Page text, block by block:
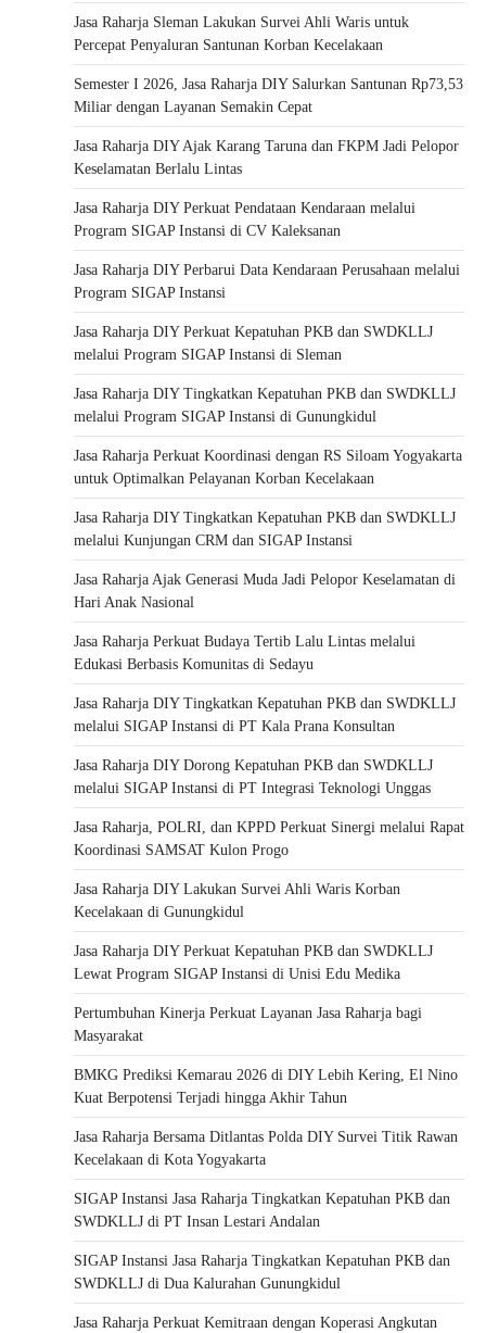
Jasa Raharja Sleman Lakukan Survei Ahli Waris untuk
Percepat Penyaluran Santunan Korban Kecelakaan
Semester I 2026, Jasa Raharja DIY Salurkan Santunan Rp73,53
Miliar dengan Layanan Semakin Cepat
Jasa Raharja DIY Ajak Karang Taruna dan FKPM Jadi Pelopor
Keselamatan Berlalu Lintas
Jasa Raharja DIY Perkuat Pendataan Kendaraan melalui
Program SIGAP Instansi di CV Kaleksanan
Jasa Raharja DIY Perbarui Data Kendaraan Perusahaan melalui
Program SIGAP Instansi
Jasa Raharja DIY Perkuat Kepatuhan PKB dan SWDKLLJ
melalui Program SIGAP Instansi di Sleman
Jasa Raharja DIY Tingkatkan Kepatuhan PKB dan SWDKLLJ
melalui Program SIGAP Instansi di Gunungkidul
Jasa Raharja Perkuat Koordinasi dengan RS Siloam Yogyakarta
untuk Optimalkan Pelayanan Korban Kecelakaan
Jasa Raharja DIY Tingkatkan Kepatuhan PKB dan SWDKLLJ
melalui Kunjungan CRM dan SIGAP Instansi
Jasa Raharja Ajak Generasi Muda Jadi Pelopor Keselamatan di
Hari Anak Nasional
Jasa Raharja Perkuat Budaya Tertib Lalu Lintas melalui
Edukasi Berbasis Komunitas di Sedayu
Jasa Raharja DIY Tingkatkan Kepatuhan PKB dan SWDKLLJ
melalui SIGAP Instansi di PT Kala Prana Konsultan
Jasa Raharja DIY Dorong Kepatuhan PKB dan SWDKLLJ
melalui SIGAP Instansi di PT Integrasi Teknologi Unggas
Jasa Raharja, POLRI, dan KPPD Perkuat Sinergi melalui Rapat
Koordinasi SAMSAT Kulon Progo
Jasa Raharja DIY Lakukan Survei Ahli Waris Korban
Kecelakaan di Gunungkidul
Jasa Raharja DIY Perkuat Kepatuhan PKB dan SWDKLLJ
Lewat Program SIGAP Instansi di Unisi Edu Medika
Pertumbuhan Kinerja Perkuat Layanan Jasa Raharja bagi
Masyarakat
BMKG Prediksi Kemarau 2026 di DIY Lebih Kering, El Nino
Kuat Berpotensi Terjadi hingga Akhir Tahun
Jasa Raharja Bersama Ditlantas Polda DIY Survei Titik Rawan
Kecelakaan di Kota Yogyakarta
SIGAP Instansi Jasa Raharja Tingkatkan Kepatuhan PKB dan
SWDKLLJ di PT Insan Lestari Andalan
SIGAP Instansi Jasa Raharja Tingkatkan Kepatuhan PKB dan
SWDKLLJ di Dua Kalurahan Gunungkidul
Jasa Raharja Perkuat Kemitraan dengan Koperasi Angkutan